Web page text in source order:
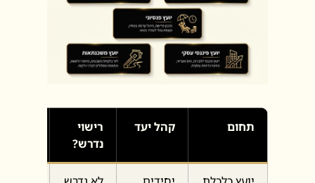
תחום קהל יעד
רישוי
נדרש?